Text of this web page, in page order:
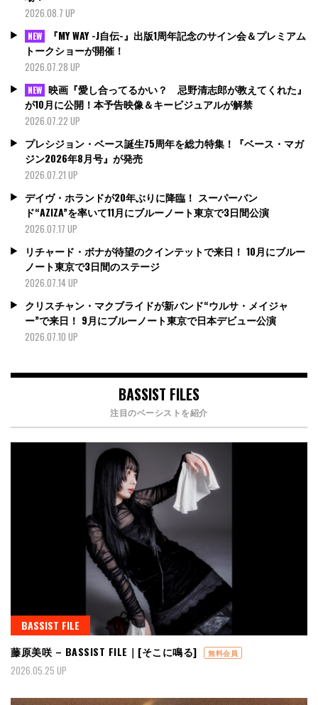
2026.08.7 UP
NEW
『MY WAY -J自伝-』出版1周年記念のサイン会＆プレミアム
トークショーが開催！
2026.07.28 UP
NEW 映画『愛し合ってるかい？ 忌野清志郎が教えてくれた』
が10月に公開！本予告映像＆キービジュアルが解禁
2026.07.22 UP
プレシジョン・ベース誕生75周年を総力特集！『ベース・マガ
ジン2026年8月号』が発売
2026.07.21 UP
デイヴ・ホランドが20年ぶりに降臨！ スーパーバン
ド“AZIZA”を率いて11月にブルーノート東京で3日間公演
2026.07.17 UP
リチャード・ボナが待望のクインテットで来日！ 10月にブルー
ノート東京で3日間のステージ
2026.07.14 UP
クリスチャン・マクブライドが新バンド“ウルサ・メイジャ
ー”で来日！ 9月にブルーノート東京で日本デビュー公演
2026.07.10 UP
BASSIST FILES
注目のベーシストを紹介
BASSIST FILE
藤原美咲 – BASSIST FILE｜[そこに鳴る]
無料会員
2026.05.25 UP